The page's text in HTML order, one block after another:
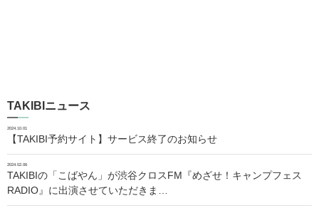
TAKIBIニュース
2024.10.01
【TAKIBI予約サイト】サービス終了のお知らせ
2024.02.06
TAKIBIの「こばやん」が渋谷クロスFM『めざせ！キャンプフェス
RADIO』に出演させていただきま…